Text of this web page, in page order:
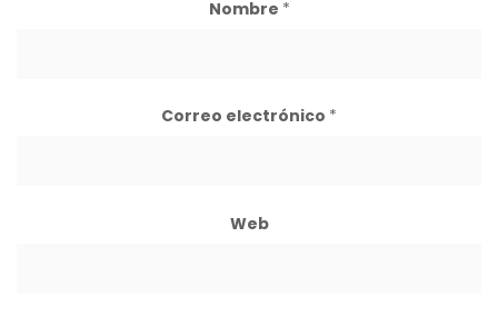
Nombre *
Correo electrónico *
Web